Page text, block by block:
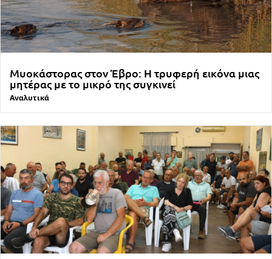
Μυοκάστορας στον Έβρο: Η τρυφερή εικόνα μιας
μητέρας με το μικρό της συγκινεί
Αναλυτικά